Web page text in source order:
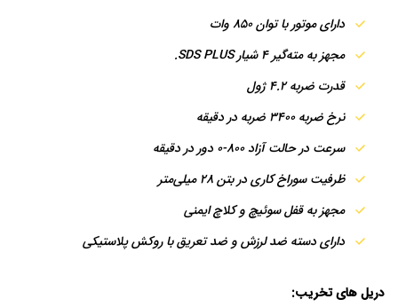
دارای موتور با توان 850 وات
مجهز به مته‌گیر 4 شیار SDS PLUS.
قدرت ضربه 4.2 ژول
نرخ ضربه 3400 ضربه در دقیقه
سرعت در حالت آزاد 800-0 دور در دقیقه
ظرفیت سوراخ کاری در بتن 28 میلی‌متر
مجهز به قفل سوئیچ و کلاچ ایمنی
دارای دسته ضد لرزش و ضد تعریق با روکش پلاستیکی
دریل های تخریب: